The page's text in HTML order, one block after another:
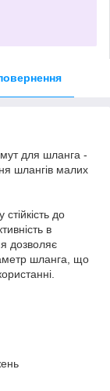
для шланга -
шлангів малих
до
в
дозволяє
шланга, що